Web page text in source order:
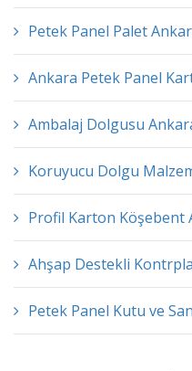
Petek Panel Palet
Ankara Petek Panel
Ambalaj Dolgusu
Koruyucu Dolgu
Profil Karton Köşebent
Ahşap Destekli
Petek Panel Kutu ve